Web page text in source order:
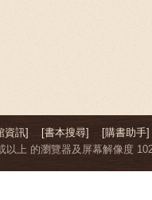
資訊] [書本搜尋]
[購書助手]
上 的瀏覽器及屏幕解像度